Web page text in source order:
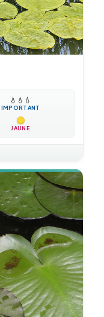
💧 💧 💧
IMPORTANT
JAUNE